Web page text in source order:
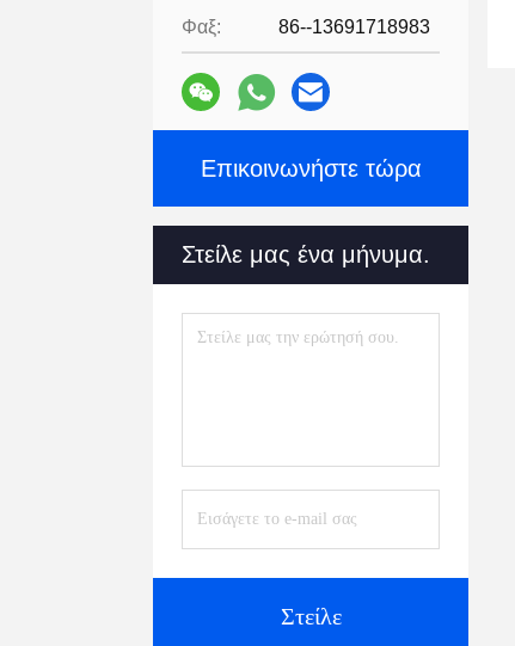
Φαξ: 86--13691718983
Επικοινωνήστε τώρα
Στείλε μας ένα μήνυμα.
Στείλε